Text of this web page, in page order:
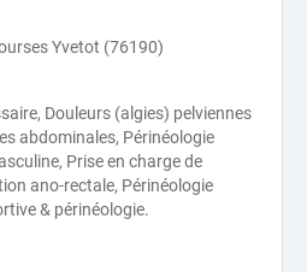
Yvetot (76190)
Douleurs (algies) pelviennes
abdominales, Périnéologie
Prise en charge de
ano-rectale, Périnéologie
& périnéologie.